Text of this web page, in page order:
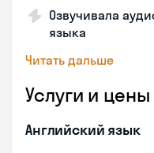
Озвучивала
языка
Читать дальше
Услуги и цены
Английский язык